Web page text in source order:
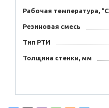
Рабочая температура, °C
Резиновая смесь
Тип РТИ
Толщина стенки, мм